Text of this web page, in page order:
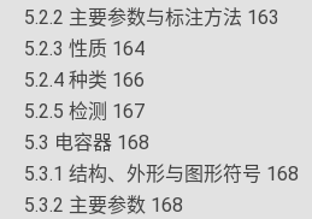
5.2.2 主要参数与标注方法 163
5.2.3 性质 164
5.2.4 种类 166
5.2.5 检测 167
5.3 电容器 168
5.3.1 结构、外形与图形符号 168
5.3.2 主要参数 168